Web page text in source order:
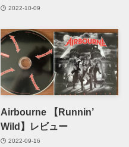
2022-10-09
Airbourne 【Runnin’
Wild】レビュー
2022-09-16